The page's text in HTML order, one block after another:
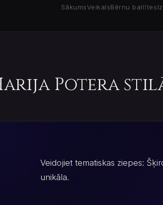
SākumsVeikalsBērnu ballītes
Potera
Veidojiet tematiskas ziepes:
unikāla.